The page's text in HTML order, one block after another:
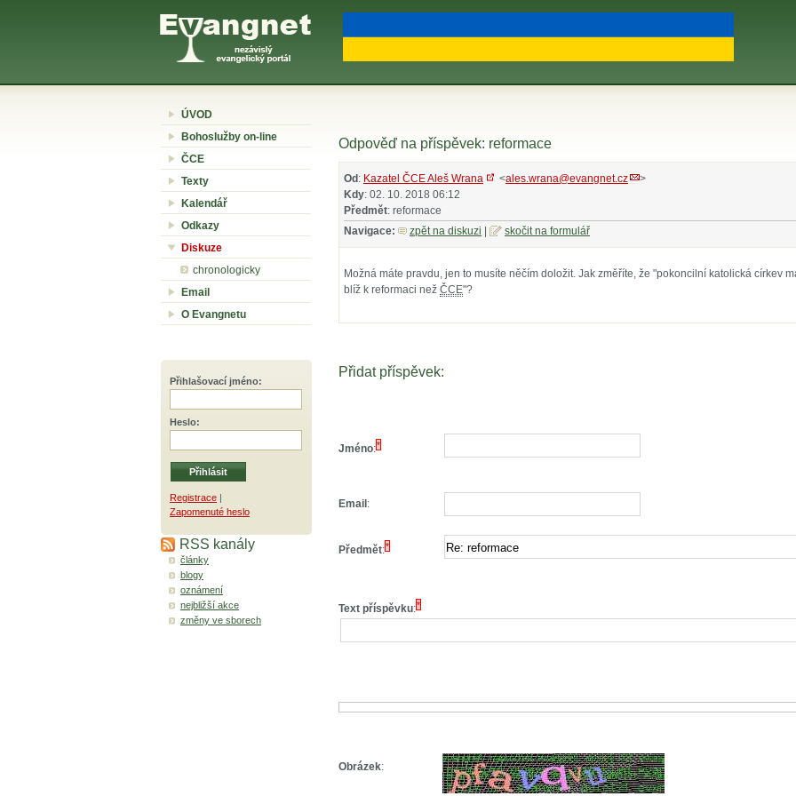
ÚVOD
Bohoslužby on-line
ČCE
Texty
Kalendář
Odkazy
Diskuze
chronologicky
Email
O Evangnetu
Přihlašovací jméno:
Heslo:
Registrace |
Zapomenuté heslo
RSS kanály
články
blogy
oznámení
nejbližší akce
změny ve sborech
Odpověď na příspěvek: reformace
Od : Kazatel ČCE Aleš Wrana <ales.wrana@evangnet.cz
>
Kdy: 02. 10. 2018 06:12
Předmět: reformace
Navigace:
zpět na diskuzi skočit na formulář
Možná máte pravdu, jen to musíte něčím doložit. Jak změříte, že "pokoncilní katolická církev
blíž k reformaci než ČCE"?
Přidat příspěvek:
Jméno:*
Email :
Předmět:*
Text příspěvku:*
Obrázek: